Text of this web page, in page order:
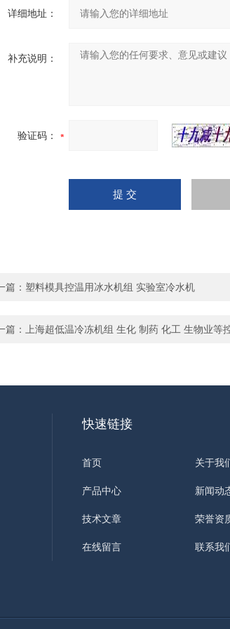
详细地址：
补充说明：
验证码：
篇： 塑料模具控温用冰水机组 实验室冷水机
篇： 上海超低温冷冻机组 生化 制药 化工 生物业等
快速链接
首页 关于我
产品中心 新闻动
技术文章 荣誉资
在线留言 联系我